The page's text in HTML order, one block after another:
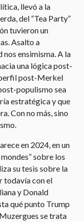
llevó a la
del “Tea Party”
tuvieron un
Asalto a
ensimisma. A la
una lógica post-
post-Merkel
populismo sea
estratégica y que
Con no más, sino
en 2024, en un
sobre los
su tesis sobre la
todavía con el
y Donald
qué punto Trump
se trata